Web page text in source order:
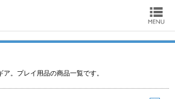
。プレイ用品の商品一覧です。